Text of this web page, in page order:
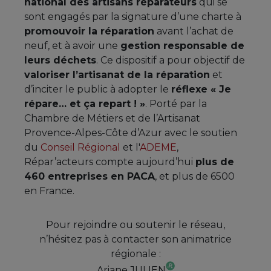
sont engagés par la signature d’une charte à
promouvoir la réparation avant l’achat de
neuf, et à avoir une gestion responsable de
leurs déchets. Ce dispositif a pour objectif de
valoriser l’artisanat de la réparation et
d’inciter le public à adopter le réflexe « Je
répare… et ça repart ! ». Porté par la
Chambre de Métiers et de l’Artisanat
Provence-Alpes-Côte d’Azur avec le soutien
du Conseil Régional et l'ADEME,
Répar’acteurs compte aujourd’hui plus de
460 entreprises en PACA, et plus de 6500
en France.
Pour rejoindre ou soutenir le réseau,
n’hésitez pas à contacter son animatrice
régionale :